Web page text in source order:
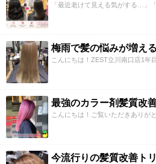
「最近老けて見える気がする…」
こんにちは！ZEST立川南口店1年
最強のカラー剤髪質改
こんにちは！ご覧いただきありが